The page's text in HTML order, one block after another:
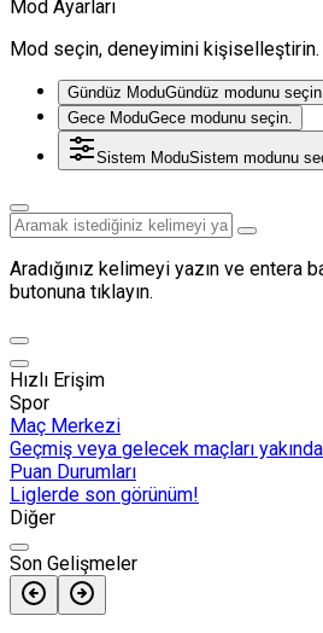
Mod Ayarları
Mod seçin, deneyimini kişiselleştirin.
Gündüz ModuGündüz modunu
Gece ModuGece modunu seçin.
Sistem ModuSistem modunu
Aradığınız kelimeyi yazın ve entera
butonuna tıklayın.
Hızlı Erişim
Spor
Maç Merkezi
Geçmiş veya gelecek maçları
Puan Durumları
Liglerde son görünüm!
Diğer
Son Gelişmeler